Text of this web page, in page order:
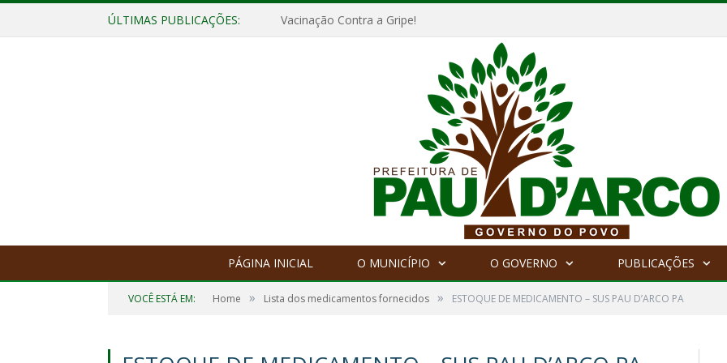
ÚLTIMAS PUBLICAÇÕES: Vacinação Contra a Gripe!
PÁGINA INICIAL O MUNICÍPIO O GOVERNO PUBLICAÇÕES
VOCÊ ESTÁ EM: Home » Lista dos medicamentos fornecidos » ESTOQUE DE MEDICAMENTO – SUS PAU D’ARCO PA